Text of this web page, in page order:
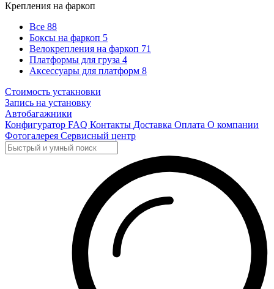
Крепления на фаркоп
Все 88
Боксы на фаркоп 5
Велокрепления на фаркоп 71
Платформы для груза 4
Аксессуары для платформ 8
Стоимость устакновки
Запись на установку
Автобагажники
Конфигуратор FAQ Контакты Доставка Оплата О компании
Фотогалерея Сервисный центр